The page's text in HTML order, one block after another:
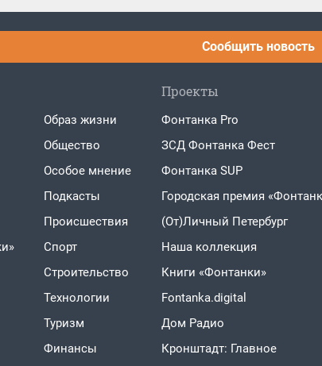
Сообщить новость
Образ жизни
Общество
Особое мнение
Подкасты
Проиcшествия
Спорт
Строительство
Технологии
Туризм
Финансы
Проекты
Фонтанка Pro
ЗСД Фонтанка Фест
Фонтанка SUP
Городская премия
(От)Личный Петербург
Наша коллекция
Книги «Фонтанки»
Fontanka.digital
Дом Радио
Кронштадт: Главное